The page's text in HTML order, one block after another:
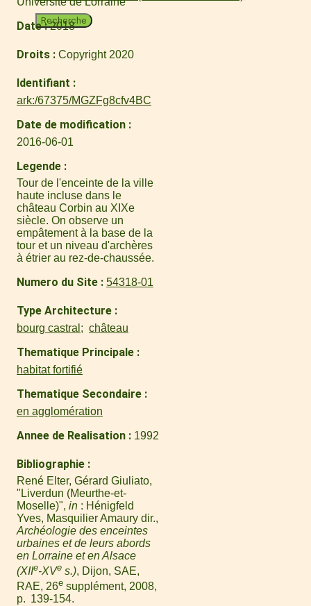
Recherche
Date 2018
Droits Copyright 2020
Identifiant
ark:/67375/MGZFg8cfv4BC
Date de modification
2016-06-01
Legende
Tour de l'enceinte de la ville
haute incluse dans le
château Corbin au XIXe
siècle. On observe un
empâtement à la base de la
tour et un niveau d'archères
à étrier au rez-de-chaussée.
Numero du Site 54318-01
Type Architecture
bourg castral château
Thematique Principale
habitat fortifié
Thematique Secondaire
en agglomération
Annee de Realisation 1992
Bibliographie
René Elter, Gérard Giuliato,
"Liverdun (Meurthe-et-
Moselle)", in : Hénigfeld
Yves, Masquilier Amaury dir.,
Archéologie des enceintes
urbaines et de leurs abords
en Lorraine et en Alsace
(XIIe-XVe s.), Dijon, SAE,
RAE, 26e supplément, 2008,
p. 139-154.